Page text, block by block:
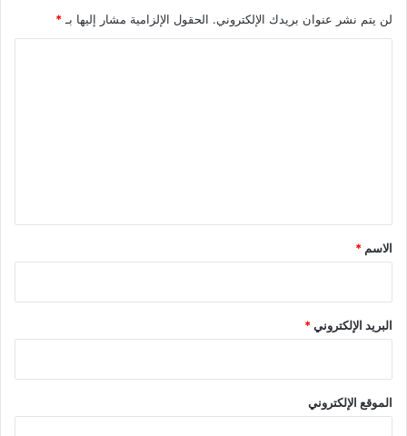
لن يتم نشر عنوان بريدك الإلكتروني. الحقول الإلزامية مشار إليها بـ*
*
الاسم *
البريد الإلكتروني*
الموقع الإلكتروني